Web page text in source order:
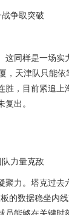
争取突破
同样是一场
，天津队只能
，目前紧追
出。
力量克敌
力。塔克过
的数据稳坐内
能够在关键时